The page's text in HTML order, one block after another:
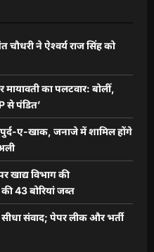
चौधरी ने ऐश्वर्य राज सिंह को
का पलटवार: बोलीं,
से पंडित’
ए-खाक, जनाजे में शामिल होंगे
खाद्य विभाग की
43 बोरियां जब्त
सीधा संवाद; पेपर लीक और भर्ती